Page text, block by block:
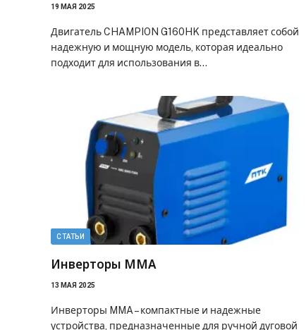
19 МАЯ 2025
Двигатель CHAMPION G160HK представляет собой
надежную и мощную модель, которая идеально
подходит для использования в…
СТАТЬИ
Инверторы MMA
13 МАЯ 2025
Инверторы MMA – компактные и надежные
устройства, предназначенные для ручной дуговой